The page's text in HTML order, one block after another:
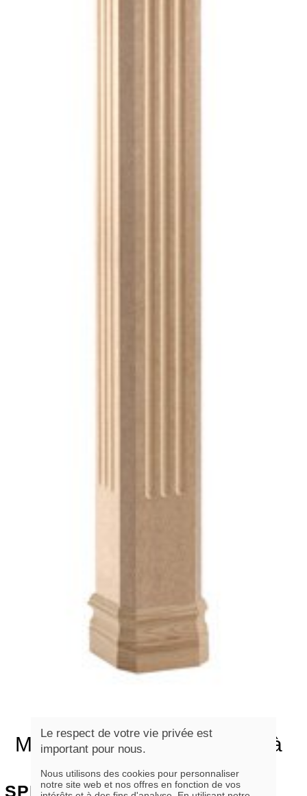
Mission, Panneau de fibres à
densité moyenne
SPECIES
Le respect de votre vie privée est
important pour nous.
Nous utilisons des cookies pour personnaliser
notre site web et nos offres en fonction de vos